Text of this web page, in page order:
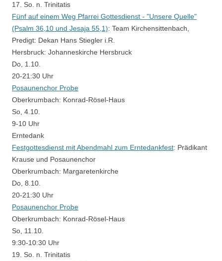
17. So. n. Trinitatis
Fünf auf einem Weg Pfarrei Gottesdienst - "Unsere Quelle"
(Psalm 36,10 und Jesaja 55,1): Team Kirchensittenbach,
Predigt: Dekan Hans Stiegler i.R.
Hersbruck: Johanneskirche Hersbruck
Do, 1.10.
20-21:30 Uhr
Posaunenchor Probe
Oberkrumbach: Konrad-Rösel-Haus
So, 4.10.
9-10 Uhr
Erntedank
Festgottesdienst mit Abendmahl zum Erntedankfest: Prädikant
Krause und Posaunenchor
Oberkrumbach: Margaretenkirche
Do, 8.10.
20-21:30 Uhr
Posaunenchor Probe
Oberkrumbach: Konrad-Rösel-Haus
So, 11.10.
9:30-10:30 Uhr
19. So. n. Trinitatis